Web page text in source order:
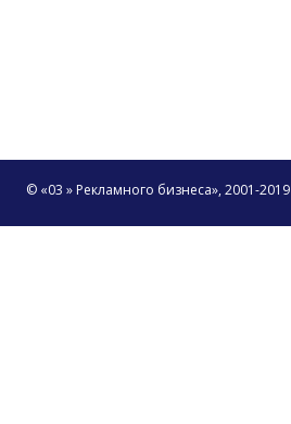
© «03 » Рекламного бизнеса», 2001-2019